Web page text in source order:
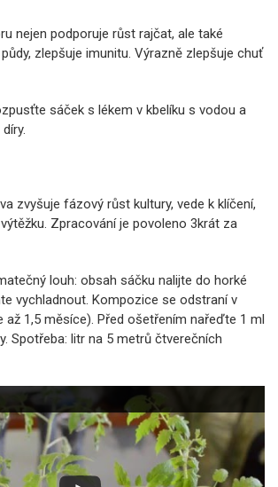
nejen podporuje růst rajčat, ale také
zlepšuje imunitu. Výrazně zlepšuje chuť
sáček s lékem v kbelíku s vodou a
zvyšuje fázový růst kultury, vede k klíčení,
Zpracování je povoleno 3krát za
louh: obsah sáčku nalijte do horké
vychladnout. Kompozice se odstraní v
až 1,5 měsíce). Před ošetřením nařeďte 1 ml
Spotřeba: litr na 5 metrů čtverečních